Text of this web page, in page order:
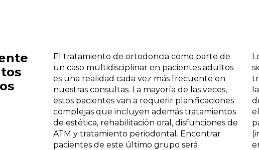
El tratamiento de ortodoncia como parte de
un caso multidisciplinar en pacientes adultos
es una realidad cada vez más frecuente en
nuestras consultas. La mayoría de las veces,
estos pacientes van a requerir planificaciones
complejas que incluyen además tratamientos
de estética, rehabilitación oral, disfunciones de
ATM y tratamiento periodontal. Encontrar
pacientes de este último grupo será